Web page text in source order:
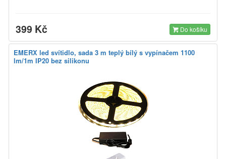
399 Kč Do košíku
EMERX led svítidlo, sada 3 m teplý bílý s vypínačem 1100
lm/1m IP20 bez silikonu